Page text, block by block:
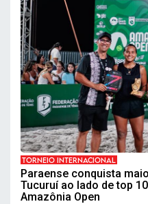
TORNEIO INTERNACIONAL
Paraense conquista
Tucuruí ao lado de top
Amazônia Open